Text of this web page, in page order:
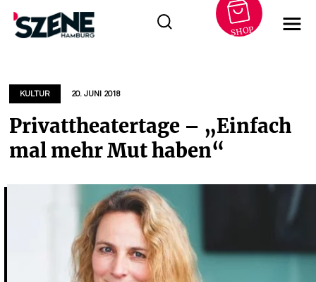
springen
SHOP
KULTUR 20. JUNI 2018
Privattheatertage – „Einfach
mal mehr Mut haben“